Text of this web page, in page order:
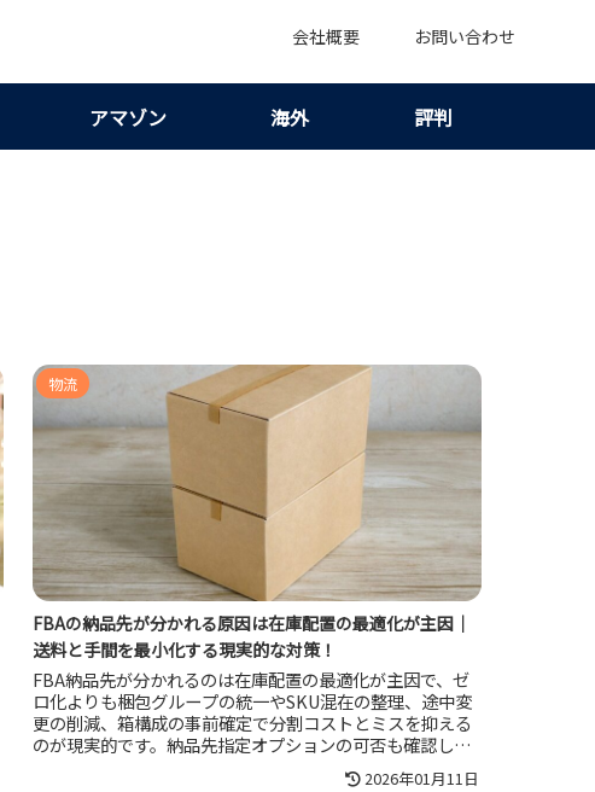
会社概要 お問い合わせ
アマゾン 海外 評判
物流
FBAの納品先が分かれる原因は在庫配置の最適化が主因｜
送料と手間を最小化する現実的な対策！
FBA納品先が分かれるのは在庫配置の最適化が主因で、ゼ
ロ化よりも梱包グループの統一やSKU混在の整理、途中変
更の削減、箱構成の事前確定で分割コストとミスを抑える
のが現実的です。納品先指定オプションの可否も確認し、
送料と作業を最小化する運用の型を作りましょう。2026年01月11日